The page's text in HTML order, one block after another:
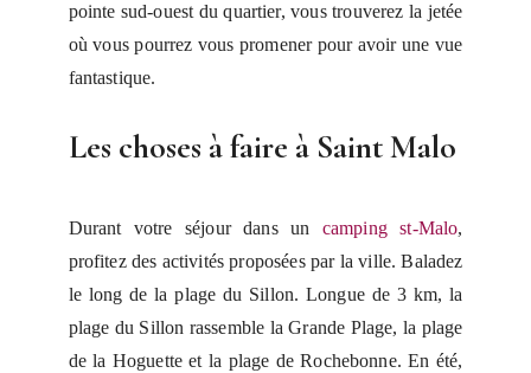
pointe sud-ouest du quartier, vous trouverez la jetée
où vous pourrez vous promener pour avoir une vue
fantastique.
Les choses à faire à Saint Malo
Durant votre séjour dans un camping st-Malo,
profitez des activités proposées par la ville. Baladez
le long de la plage du Sillon. Longue de 3 km, la
plage du Sillon rassemble la Grande Plage, la plage
de la Hoguette et la plage de Rochebonne. En été,